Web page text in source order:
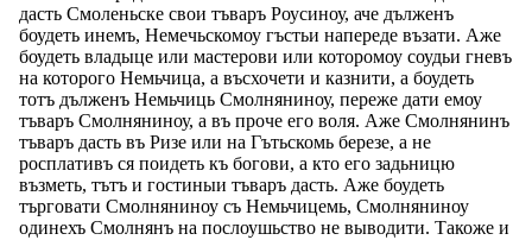
дасть Смоленьске свои тъваръ Роусиноу, аче дълженъ
боудеть инемъ, Немечьскомоу гъстьи напереде възати. Аже
боудеть владыце или мастерови или которомоу соудьи гневъ
на которого Немьчица, а въсхочети и казнити, а боудеть
тотъ дълженъ Немьчиць Смолняниноу, переже дати емоу
тъваръ Смолняниноу, а въ проче его воля. Аже Смолнянинъ
тъваръ дасть въ Ризе или на Гътьскомь березе, а не
росплативъ ся поидеть къ богови, а кто его задьницю
възметь, тътъ и гостиныи тъваръ дасть. Аже боудеть
търговати Смолняниноу съ Немьчицемь, Смолняниноу
одинехъ Смолнянъ на послоушьство не выводити. Такоже и